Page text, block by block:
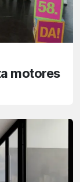
motores